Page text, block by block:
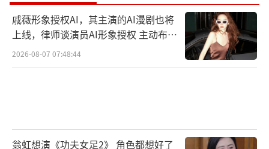
戚薇形象授权AI，其主演的AI漫剧也将
上线，律师谈演员AI形象授权 主动布局
数字资产
2026-08-07 07:48:44
翁虹想演《功夫女足2》 角色都想好了